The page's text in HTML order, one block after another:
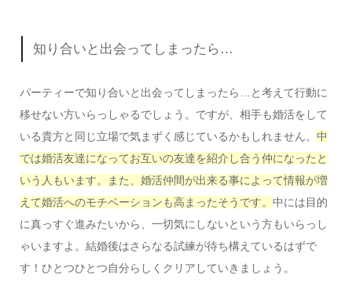
知り合いと出会ってしまったら…
パーティーで知り合いと出会ってしまったら…と考えて行動に
移せない方いらっしゃるでしょう。ですが、相手も婚活をして
いる貴方と同じ立場で気まずく感じているかもしれません。 中
では婚活友達になってお互いの友達を紹介し合う仲になったと
いう人もいます。また、婚活仲間が出来る事によって情報が増
えて婚活へのモチベーションも高まったそうです。 中には目的
に真っすぐ進みたいから、一切気にしないという方もいらっし
ゃいますよ。結婚後はさらなる試練が待ち構えているはずで
す！ひとつひとつ自分らしくクリアしていきましょう。